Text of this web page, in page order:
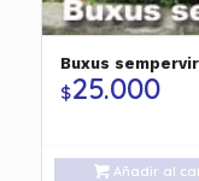
Buxus
$25.000
Añadir al